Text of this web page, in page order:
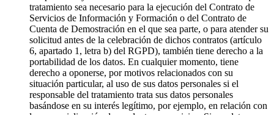
tratamiento sea necesario para la ejecución del Contrato de
Servicios de Información y Formación o del Contrato de
Cuenta de Demostración en el que sea parte, o para atender su
solicitud antes de la celebración de dichos contratos (artículo
6, apartado 1, letra b) del RGPD), también tiene derecho a la
portabilidad de los datos. En cualquier momento, tiene
derecho a oponerse, por motivos relacionados con su
situación particular, al uso de sus datos personales si el
responsable del tratamiento trata sus datos personales
basándose en su interés legítimo, por ejemplo, en relación con